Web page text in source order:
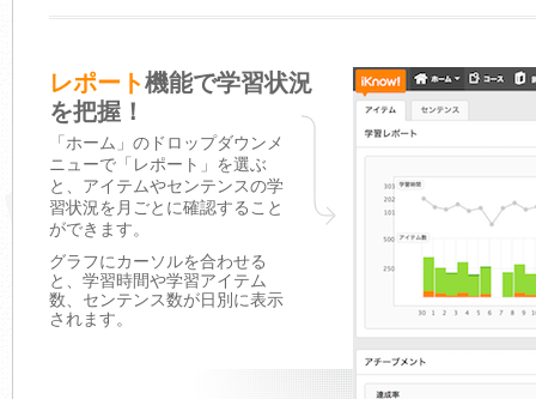
レポート機能で学習状況
を把握！
「ホーム」のドロップダウンメ
ニューで「レポート」を選ぶ
と、アイテムやセンテンスの学
習状況を月ごとに確認すること
ができます。
グラフにカーソルを合わせる
と、学習時間や学習アイテム
数、センテンス数が日別に表示
されます。